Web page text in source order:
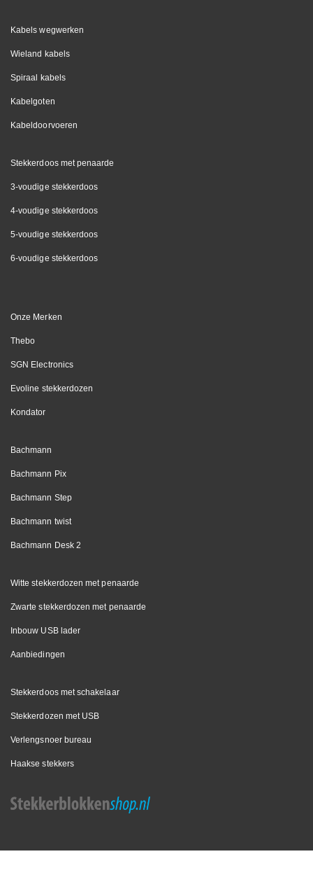
Kabels wegwerken
Wieland kabels
Spiraal kabels
Kabelgoten
Kabeldoorvoeren
Stekkerdoos met penaarde
3-voudige stekkerdoos
4-voudige stekkerdoos
5-voudige stekkerdoos
6-voudige stekkerdoos
Onze Merken
Thebo
SGN Electronics
Evoline stekkerdozen
Kondator
Bachmann
Bachmann Pix
Bachmann Step
Bachmann twist
Bachmann Desk 2
Witte stekkerdozen met penaarde
Zwarte stekkerdozen met penaarde
Inbouw USB lader
Aanbiedingen
Stekkerdoos met schakelaar
Stekkerdozen met USB
Verlengsnoer bureau
Haakse stekkers